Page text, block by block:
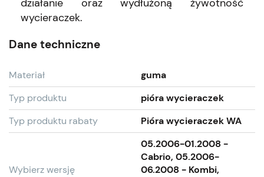
wycieraczek.
Dane techniczne
Materiał
guma
Typ produktu
pióra wycieraczek
Typ produktu rabaty
Pióra wycieraczek WA
Wybierz wersję
05.2006-01.2008 -
Cabrio, 05.2006-
06.2008 - Kombi,